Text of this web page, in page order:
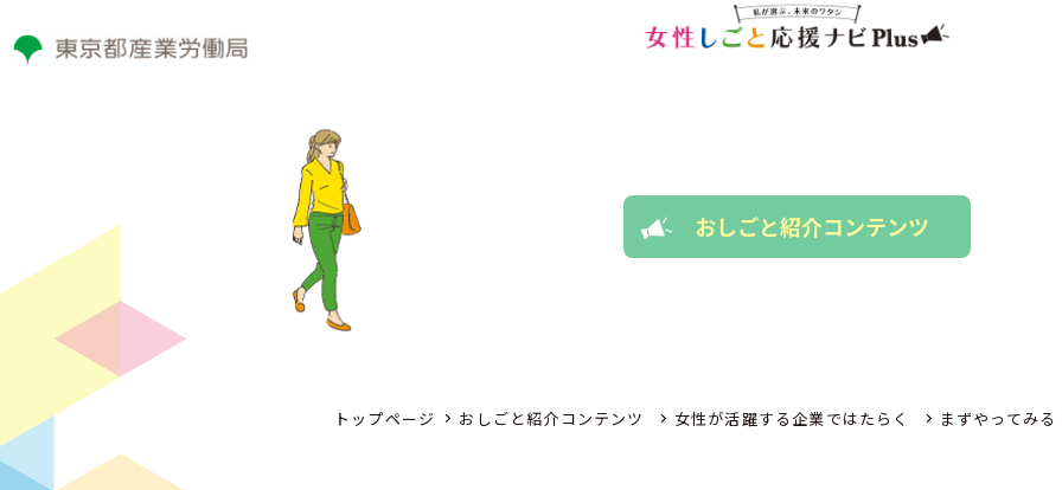
おしごと紹介コンテンツ
トップページ おしごと紹介コンテンツ 女性が活躍する企業ではたらく まずやってみ